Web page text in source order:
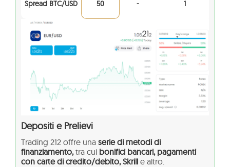
Spread BTC/USD 50 - 1
Depositi e Prelievi
Trading 212 offre una serie di metodi di
finanziamento,tra cui bonifici bancari, pagamenti
con carte di credito/debito, Skrill e altro.